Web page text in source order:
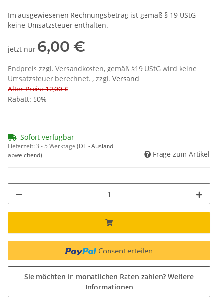
Im ausgewiesenen Rechnungsbetrag ist gemäß § 19 UStG
keine Umsatzsteuer enthalten.
jetzt nur 6,00 €
Endpreis zzgl. Versandkosten, gemäß §19 UStG wird keine
Umsatzsteuer berechnet. , zzgl. Versand
Alter Preis: 12,00 €
Rabatt: 50%
Sofort verfügbar
Lieferzeit:3 - 5 Werktage (DE - Ausland
abweichend)
Frage zum Artikel
Consent erteilen
Sie möchten in monatlichen Raten zahlen? Weitere
Informationen